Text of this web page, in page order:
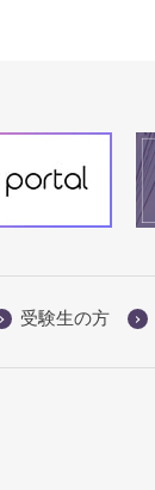
受験生の方